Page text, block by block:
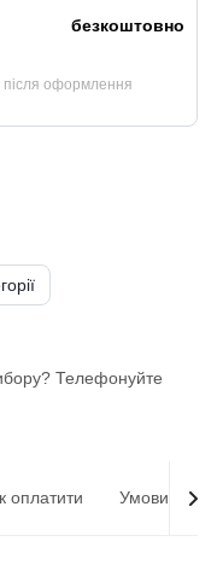
безкоштовно
після оформлення
Телефонуйте
оплатити Умови